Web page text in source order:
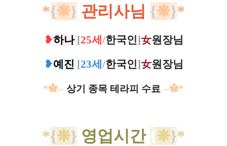
*{❋} 관리사님 {❋}*
❥하나 [25세 /한국인]女원장님
❥예진 [23세 /한국인]女원장님
*✿-- 상기 종목 테라피 수료 --✿*
*{❋} 영업시간 {❋}*